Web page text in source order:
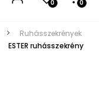
0 0
Ruhásszekrények
ESTER ruhásszekrény